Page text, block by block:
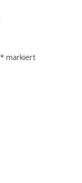
* markiert